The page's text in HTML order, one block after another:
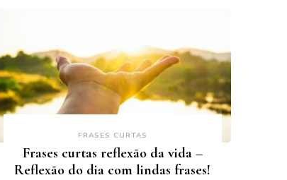
FRASES CURTAS
Frases curtas reflexão da vida –
Reflexão do dia com lindas frases!